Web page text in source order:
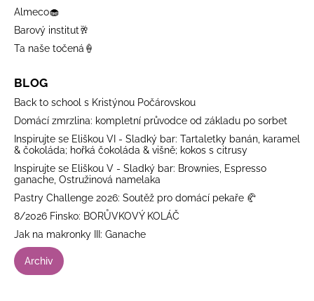
Almeco🧁
Barový institut🥂
Ta naše točená🍦
BLOG
Back to school s Kristýnou Počárovskou
Domácí zmrzlina: kompletní průvodce od základu po sorbet
Inspirujte se Eliškou VI - Sladký bar: Tartaletky banán, karamel
& čokoláda; hořká čokoláda & višně; kokos s citrusy
Inspirujte se Eliškou V - Sladký bar: Brownies, Espresso
ganache, Ostružinová namelaka
Pastry Challenge 2026: Soutěž pro domácí pekaře 🥐
8/2026 Finsko: BORŮVKOVÝ KOLÁČ
Jak na makronky III: Ganache
Archiv